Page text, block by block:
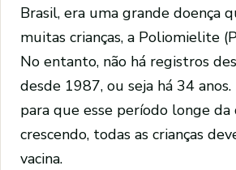
Brasil, era uma grande doença
muitas crianças, a Poliomielite
No entanto, não há registros
desde 1987, ou seja há 34
para que esse período longe da
crescendo, todas as crianças
vacina.